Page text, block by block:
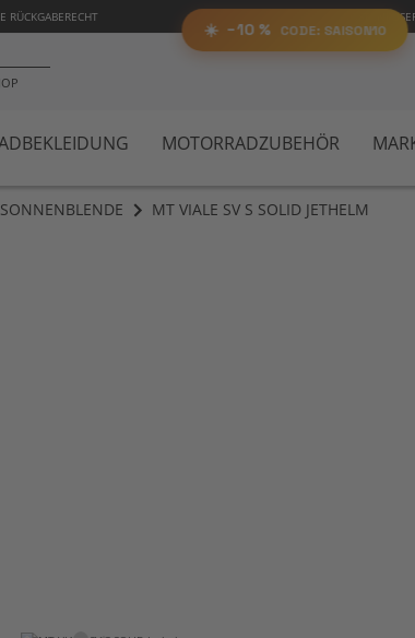
RABATT AUF ALLES! CODE:
☀️ −10 % CODE: SAISON10
RÜCKGABERECHT
MOTORRADZUBEHÖR
MT VIALE SV S SOLID JETHELM